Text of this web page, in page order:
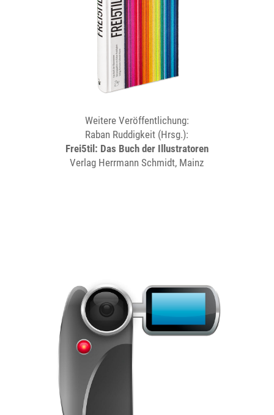
Weitere Veröffentlichung:
Raban Ruddigkeit (Hrsg.):
Frei5til: Das Buch der Illustratoren
Verlag Herrmann Schmidt, Mainz